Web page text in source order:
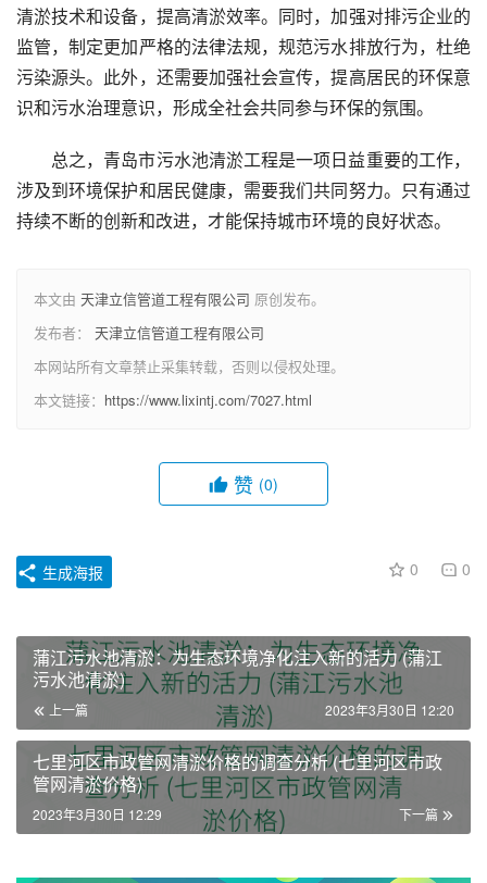
清淤技术和设备，提高清淤效率。同时，加强对排污企业的
监管，制定更加严格的法律法规，规范污水排放行为，杜绝
污染源头。此外，还需要加强社会宣传，提高居民的环保意
识和污水治理意识，形成全社会共同参与环保的氛围。
总之，青岛市污水池清淤工程是一项日益重要的工作，
涉及到环境保护和居民健康，需要我们共同努力。只有通过
持续不断的创新和改进，才能保持城市环境的良好状态。
本文由 天津立信管道工程有限公司 原创发布。
发布者： 天津立信管道工程有限公司
本网站所有文章禁止采集转载，否则以侵权处理。
本文链接： https://www.lixintj.com/7027.html
赞 (0)
0 0
生成海报
蒲江污水池清淤：为生态环境净化注入新的活力 (蒲江
污水池清淤)
上一篇 2023年3月30日 12:20
七里河区市政管网清淤价格的调查分析 (七里河区市政
管网清淤价格)
下一篇
2023年3月30日 12:29